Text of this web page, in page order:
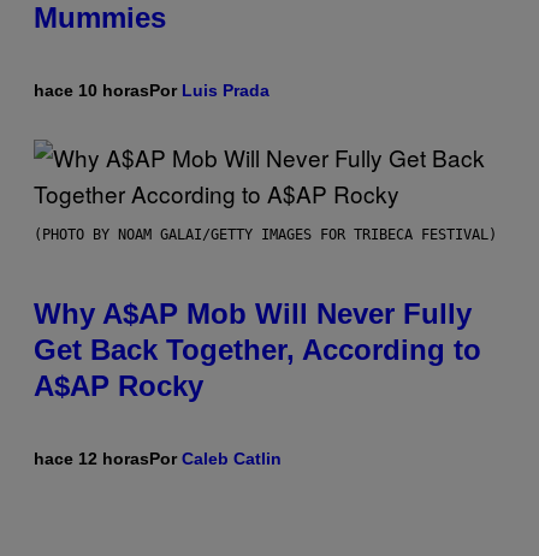
Mummies
hace 10 horasPor Luis Prada
(PHOTO BY NOAM GALAI/GETTY IMAGES FOR TRIBECA FESTIVAL)
Why A$AP Mob Will Never Fully
Get Back Together, According to
A$AP Rocky
hace 12 horasPorCaleb Catlin